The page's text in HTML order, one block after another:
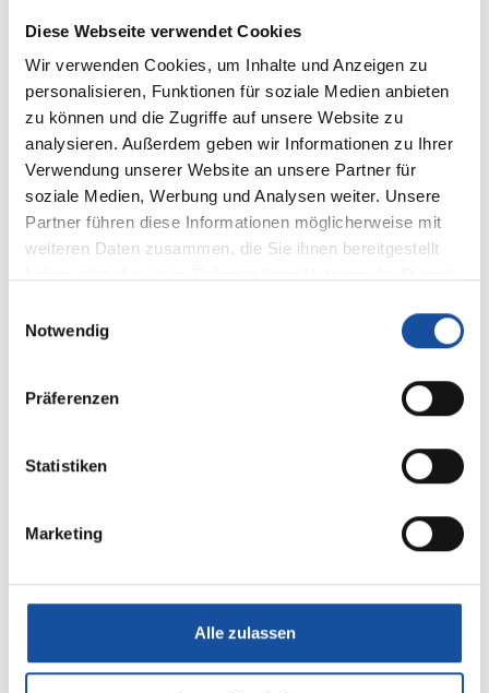
Diese Webseite verwendet Cookies
Wir verwenden Cookies, um Inhalte und Anzeigen zu
personalisieren, Funktionen für soziale Medien anbieten
zu können und die Zugriffe auf unsere Website zu
analysieren. Außerdem geben wir Informationen zu Ihrer
Verwendung unserer Website an unsere Partner für
soziale Medien, Werbung und Analysen weiter. Unsere
Partner führen diese Informationen möglicherweise mit
weiteren Daten zusammen, die Sie ihnen bereitgestellt
Notwendig
Präferenzen
Statistiken
Marketing
Alle zulassen
Unsere dermatologische Diagnostik ermöglicht
eine sichere Einschätzung von
Hautveränderungen:
Ganzkörper-Hautuntersuchung
Auflichtmikroskopische Beurteilung
(Dermatoskopie)
Gewebeentnahme (Biopsie) bei
zur feingeweblichen Analyse
Operative Behandlungsmöglichkeiten
bei Hautkrebs
in der EMCO Privatklinik nach aktuellen medizinischen
Operative Therapien umfassen: